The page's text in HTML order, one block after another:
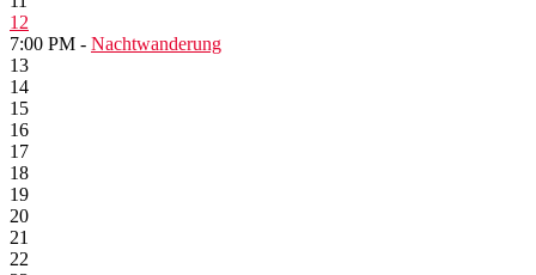
12
7:00 PM - Nachtwanderung
13
14
15
16
17
18
19
20
21
22